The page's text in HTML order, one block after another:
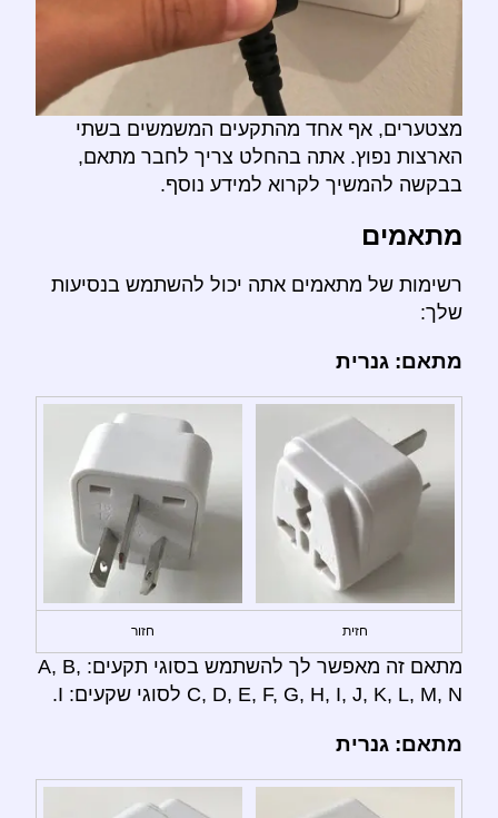
מצטערים, אף אחד מהתקעים המשמשים בשתי
הארצות נפוץ. אתה בהחלט צריך לחבר מתאם,
בבקשה להמשיך לקרוא למידע נוסף.
מתאמים
רשימות של מתאמים אתה יכול להשתמש בנסיעות
שלך:
מתאם: גנרית
חזית חזור
מתאם זה מאפשר לך להשתמש בסוגי תקעים: A, B,
C, D, E, F, G, H, I, J, K, L, M, N לסוגי שקעים: I.
מתאם: גנרית